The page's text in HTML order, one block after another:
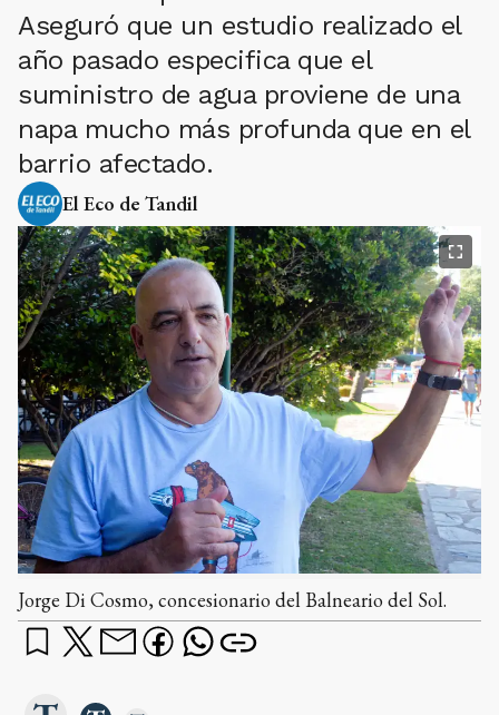
Aseguró que un estudio realizado el
año pasado especifica que el
suministro de agua proviene de una
napa mucho más profunda que en el
barrio afectado.
El Eco de Tandil
Jorge Di Cosmo, concesionario del Balneario del Sol.